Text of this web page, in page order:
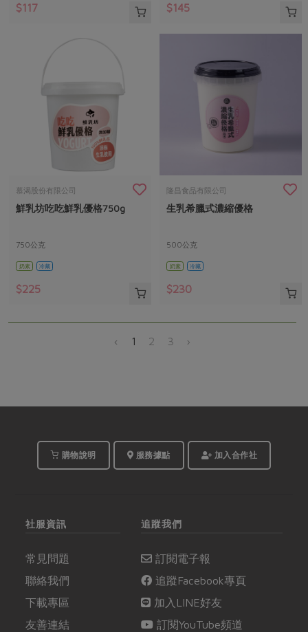
$117 $145
慕渴股份有限公司
鮮乳坊吃吃鮮乳優格750g
750公克
奶素 冷藏
$225
隆昌食品有限公司
生乳希臘式濃縮優格
500公克
奶素 冷藏
$230
‹ 1 2 3 ›
購物說明 服務據點 加入合作社
社服資訊
常見問題
聯絡我們
下載專區
友善連結
追蹤我們
訂閱電子報
追蹤Facebook專頁
加入LINE好友
訂閱YouTube頻道